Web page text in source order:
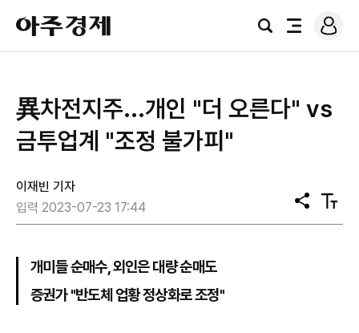
아
주
경
검
전
로
그
異차전지주...개인 "더 오른다" vs
금투업계 "조정 불가피"
이재빈 기자
입력 2023-07-23 17:44
공
유
텍
스
개미들 순매수, 외인은 대량 순매도
증권가 "반도체 업황 정상화로 조정"